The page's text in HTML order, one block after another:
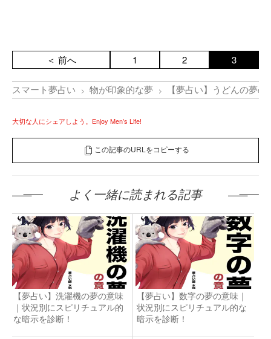
＜ 前へ 1 2 3
スマート夢占い 物が印象的な夢 【夢占い】うどんの夢
大切な人にシェアしよう。Enjoy Men’s Life!
この記事のURLをコピーする
よく一緒に読まれる記事
【夢占い】洗濯機の夢の意味
｜状況別にスピリチュアル的
な暗示を診断！
【夢占い】数字の夢の意味｜
状況別にスピリチュアル的な
暗示を診断！